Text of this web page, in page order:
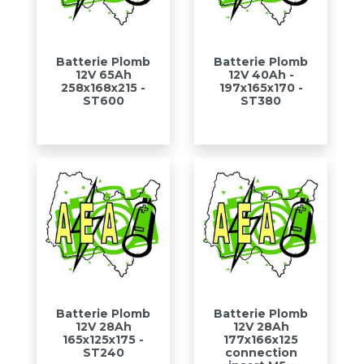
Batterie Plomb
12V 65Ah
258x168x215 -
ST600
Batterie Plomb
12V 40Ah -
197x165x170 -
ST380
Batterie Plomb
12V 28Ah
165x125x175 -
ST240
Batterie Plomb
12V 28Ah
177x166x125
connection